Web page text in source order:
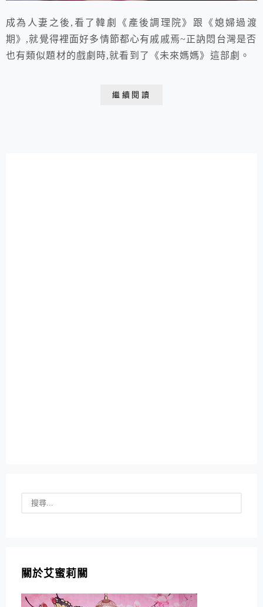
成為人妻之後,看了韓劇《產後調理院》跟《媳婦過渡
期》,就覺得裡面好多情節都心有戚戚焉~正訥悶台灣是否
也有類似題材的戲劇時,就看到了《未來媽媽》這部劇。
繼續閱讀
關於艾蜜莉關